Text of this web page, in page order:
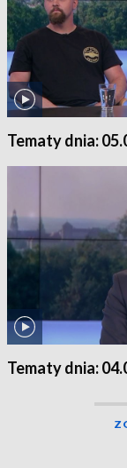
Tematy dnia:
Tematy dnia: